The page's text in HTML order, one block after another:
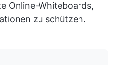
Online-Whiteboards,
zu schützen.